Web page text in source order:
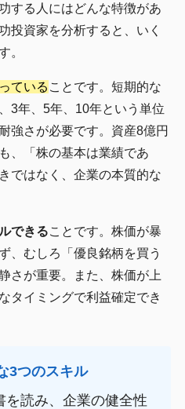
する人にはどんな特徴があ
投資家を分析すると、いく
。
ている ことです。短期的な
3年、5年、10年という単位
強さが必要です。資産8億円
、「株の基本は業績であ
ではなく、企業の本質的な
できることです。株価が暴
、むしろ「優良銘柄を買う
さが重要。また、株価が上
タイミングで利益確定でき
3つのスキル
を読み、企業の健全性